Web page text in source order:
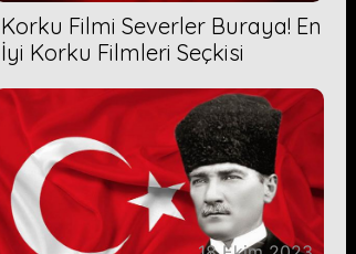
Korku Filmi Severler Buraya! En
İyi Korku Filmleri Seçkisi